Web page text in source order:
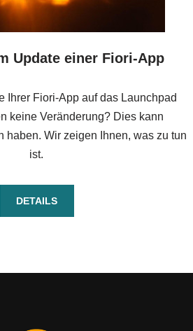
Update einer Fiori-App
Ihrer Fiori-App auf das Launchpad
keine Veränderung? Dies kann
haben. Wir zeigen Ihnen, was zu tun
ist.
DETAILS